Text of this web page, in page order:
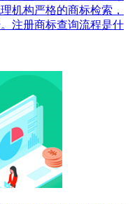
机构严格的商标检索，
注册商标查询流程是什